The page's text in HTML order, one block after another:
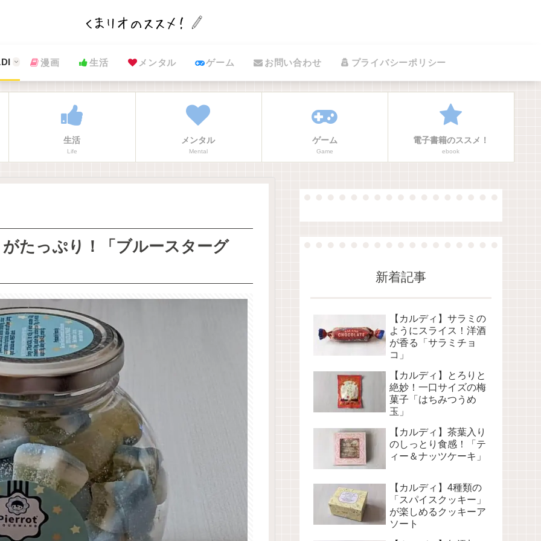
漫画 生活 メンタル ゲーム お問い合わせ プライバシーポリシー
生活
Life
メンタル
Mental
ゲーム
Game
電子書籍のススメ！
ebook
たっぷり！「ブルースターグ
新着記事
【カルディ】サラミの
ようにスライス！洋酒
が香る「サラミチョ
コ」
【カルディ】とろりと
絶妙！一口サイズの梅
菓子「はちみつうめ
玉」
【カルディ】茶葉入り
のしっとり食感！「テ
ィー＆ナッツケーキ」
【カルディ】4種類の
「スパイスクッキー」
が楽しめるクッキーア
ソート